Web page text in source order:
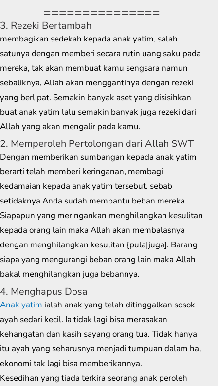
===============
3. Rezeki Bertambah
membagikan sedekah kepada anak yatim, salah
satunya dengan memberi secara rutin uang saku pada
mereka, tak akan membuat kamu sengsara namun
sebaliknya, Allah akan menggantinya dengan rezeki
yang berlipat. Semakin banyak aset yang disisihkan
buat anak yatim lalu semakin banyak juga rezeki dari
Allah yang akan mengalir pada kamu.
2. Memperoleh Pertolongan dari Allah SWT
Dengan memberikan sumbangan kepada anak yatim
berarti telah memberi keringanan, membagi
kedamaian kepada anak yatim tersebut. sebab
setidaknya Anda sudah membantu beban mereka.
Siapapun yang meringankan menghilangkan kesulitan
kepada orang lain maka Allah akan membalasnya
dengan menghilangkan kesulitan {pula|juga]. Barang
siapa yang mengurangi beban orang lain maka Allah
bakal menghilangkan juga bebannya.
4. Menghapus Dosa
Anak yatim ialah anak yang telah ditinggalkan sosok
ayah sedari kecil. Ia tidak lagi bisa merasakan
kehangatan dan kasih sayang orang tua. Tidak hanya
itu ayah yang seharusnya menjadi tumpuan dalam hal
ekonomi tak lagi bisa memberikannya.
Kesedihan yang tiada terkira seorang anak peroleh